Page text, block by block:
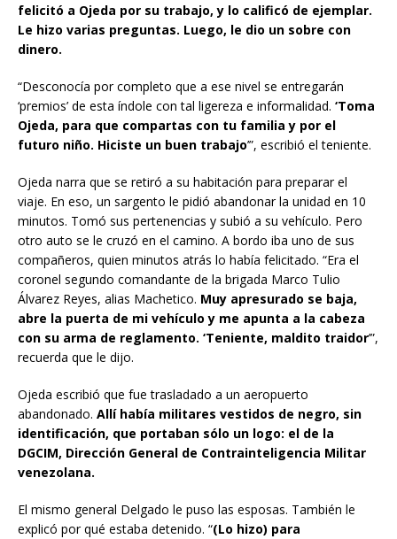
felicitó a Ojeda por su trabajo, y lo calificó de ejemplar.
Le hizo varias preguntas. Luego, le dio un sobre con
dinero.
“Desconocía por completo que a ese nivel se entregarán
‘premios’ de esta índole con tal ligereza e informalidad. ‘Toma
Ojeda, para que compartas con tu familia y por el
futuro niño. Hiciste un buen trabajo’”, escribió el teniente.
Ojeda narra que se retiró a su habitación para preparar el
viaje. En eso, un sargento le pidió abandonar la unidad en 10
minutos. Tomó sus pertenencias y subió a su vehículo. Pero
otro auto se le cruzó en el camino. A bordo iba uno de sus
compañeros, quien minutos atrás lo había felicitado. “Era el
coronel segundo comandante de la brigada Marco Tulio
Álvarez Reyes, alias Machetico. Muy apresurado se baja,
abre la puerta de mi vehículo y me apunta a la cabeza
con su arma de reglamento. ‘Teniente, maldito traidor’”,
recuerda que le dijo.
Ojeda escribió que fue trasladado a un aeropuerto
abandonado. Allí había militares vestidos de negro, sin
identificación, que portaban sólo un logo: el de la
DGCIM, Dirección General de Contrainteligencia Militar
venezolana.
El mismo general Delgado le puso las esposas. También le
explicó por qué estaba detenido. “(Lo hizo) para